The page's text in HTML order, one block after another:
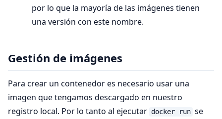
por lo que la mayoría de las imágenes tienen
una versión con este nombre.
Gestión de imágenes
Para crear un contenedor es necesario usar una
imagen que tengamos descargado en nuestro
registro local. Por lo tanto al ejecutar docker run se